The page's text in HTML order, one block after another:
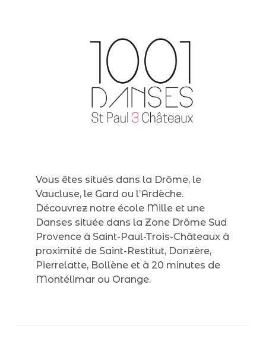
Vous êtes situés dans la Drôme, le
Vaucluse, le Gard ou l’Ardèche.
Découvrez notre école Mille et une
Danses située dans la Zone Drôme Sud
Provence à Saint-Paul-Trois-Châteaux à
proximité de Saint-Restitut, Donzère,
Pierrelatte, Bollène et à 20 minutes de
Montélimar ou Orange.